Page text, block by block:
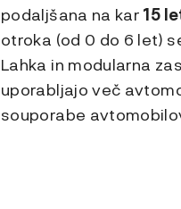
podaljšana na kar 15
otroka (od 0 do 6 let)
Lahka in modularna
uporabljajo več
souporabe